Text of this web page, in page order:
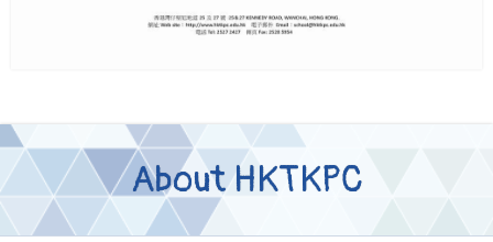
About HKTKPC